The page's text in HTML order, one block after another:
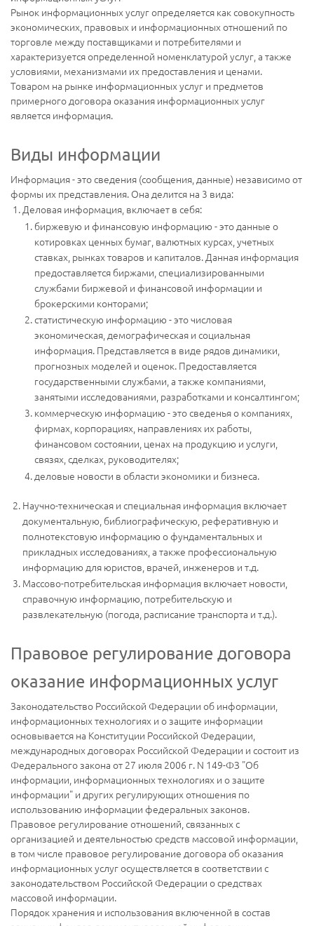
Рынок информационных услуг определяется как совокупность
экономических, правовых и информационных отношений по
торговле между поставщиками и потребителями и
характеризуется определенной номенклатурой услуг, а также
условиями, механизмами их предоставления и ценами.
Товаром на рынке информационных услуг и предметов
примерного договора оказания информационных услуг
является информация.
Виды информации
Информация - это сведения (сообщения, данные) независимо от
формы их представления. Она делится на 3 вида:
Деловая информация, включает в себя:
биржевую и финансовую информацию - это данные о
котировках ценных бумаг, валютных курсах, учетных
ставках, рынках товаров и капиталов. Данная информация
предоставляется биржами, специализированными
службами биржевой и финансовой информации и
брокерскими конторами;
статистическую информацию - это числовая
экономическая, демографическая и социальная
информация. Представляется в виде рядов динамики,
прогнозных моделей и оценок. Предоставляется
государственными службами, а также компаниями,
занятыми исследованиями, разработками и консалтингом;
коммерческую информацию - это сведенья о компаниях,
фирмах, корпорациях, направлениях их работы,
финансовом состоянии, ценах на продукцию и услуги,
связях, сделках, руководителях;
деловые новости в области экономики и бизнеса.
Научно-техническая и специальная информация включает
документальную, библиографическую, реферативную и
полнотекстовую информацию о фундаментальных и
прикладных исследованиях, а также профессиональную
информацию для юристов, врачей, инженеров и т.д.
Массово-потребительская информация включает новости,
справочную информацию, потребительскую и
развлекательную (погода, расписание транспорта и т.д.).
Правовое регулирование договора
оказание информационных услуг
Законодательство Российской Федерации об информации,
информационных технологиях и о защите информации
основывается на Конституции Российской Федерации,
международных договорах Российской Федерации и состоит из
Федерального закона от 27 июля 2006 г. N 149-ФЗ "Об
информации, информационных технологиях и о защите
информации" и других регулирующих отношения по
использованию информации федеральных законов.
Правовое регулирование отношений, связанных с
организацией и деятельностью средств массовой информации,
в том числе правовое регулирование договора об оказания
информационных услуг осуществляется в соответствии с
законодательством Российской Федерации о средствах
массовой информации.
Порядок хранения и использования включенной в состав